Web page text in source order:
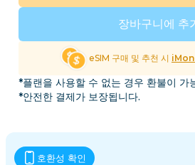
장바구니에 추
eSIM 구매 및 추천 시
*플랜을 사용할 수 없는 경우 환불이 가
*안전한 결제가 보장됩니다.
호환성 확인